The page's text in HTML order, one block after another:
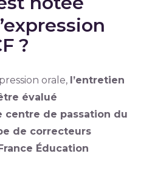
?
orale, l’entretien
évalué
centre de passation du
de correcteurs
Éducation